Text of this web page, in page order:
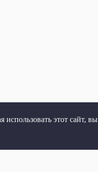
этот сайт, вы